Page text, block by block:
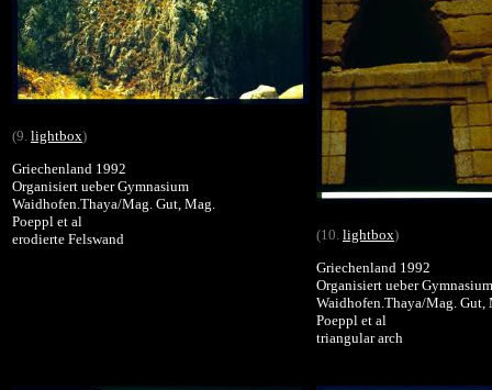
(9. lightbox)
Griechenland 1992
Organisiert ueber Gymnasium
Waidhofen.Thaya/Mag. Gut, Mag.
Poeppl et al
erodierte Felswand
(10. lightbox)
Griechenland 1992
Organisiert ueber Gymnasium
Waidhofen.Thaya/Mag. Gut,
Poeppl et al
triangular arch